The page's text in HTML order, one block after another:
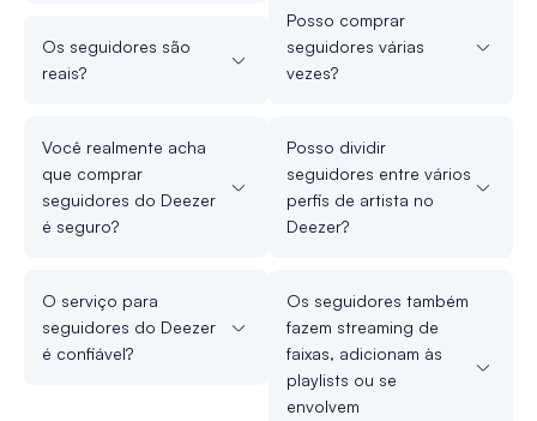
Os seguidores são
reais?
Você realmente acha
que comprar
seguidores do Deezer
é seguro?
O serviço para
seguidores do Deezer
é confiável?
Posso comprar
seguidores várias
vezes?
Posso dividir
seguidores entre vários
perfis de artista no
Deezer?
Os seguidores também
fazem streaming de
faixas, adicionam às
playlists ou se
envolvem